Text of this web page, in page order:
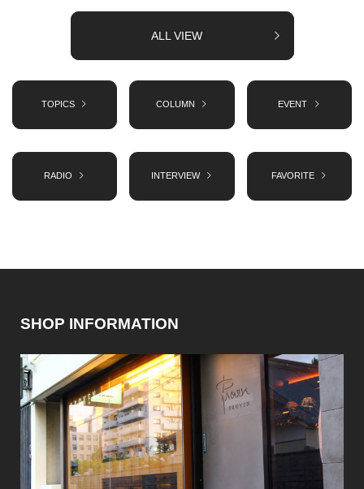
ALL VIEW
TOPICS COLUMN EVENT
RADIO INTERVIEW FAVORITE
SHOP INFORMATION